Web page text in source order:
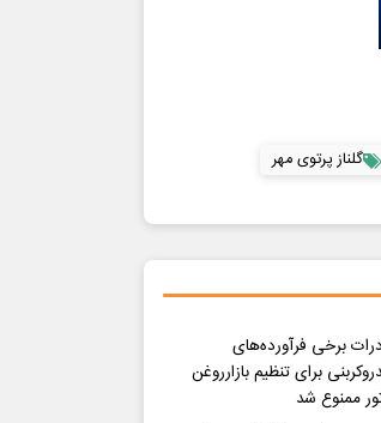
گلناز پرتوی مهر
برخی فرآورده‌های
برای تنظیم بازارروغن
ممنوع شد